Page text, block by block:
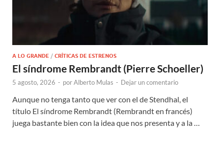
A LO GRANDE / CRÍTICAS DE ESTRENOS
El síndrome Rembrandt (Pierre Schoeller)
5 agosto, 2026 - porAlberto Mulas - Dejar un comentario
Aunque no tenga tanto que ver con el de Stendhal, el
título El síndrome Rembrandt (Rembrandt en francés)
juega bastante bien con la idea que nos presenta y a la …